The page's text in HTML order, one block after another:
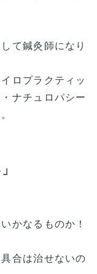
て鍼灸師になり
ロプラクティッ
ナチュロパシー
かなるものか！
合は治せないの